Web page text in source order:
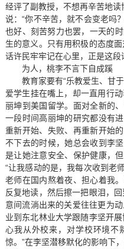
经评了副教授，不想再辛苦地读
说：“你不辛苦，就不会变老吗
也好、刻苦努力也罢，一天的
生的意义。只有用积极的态度
话许民牢牢记在心里，正是这段
为人，桃李不言下自成蹊
教育家要有“乐教爱生、甘
爱学生挂在嘴上，却一直用行
丽坤到美国留学。面对全新的
一段时间高丽坤的研究都没有
重新开始、失败、再重新开始
不下去的时候，她总会收到李
是让她注意安全、保护健康，
“让我感动的是，我每次收到老
老师在国内熬着夜、担心着我
反复地读，然后擦一把眼泪，
意间流淌出来的关爱往往更为
业到东北林业大学跟随李坚开
心我从外校来，对学校环境不
惊。”在李坚潜移默化的影响下